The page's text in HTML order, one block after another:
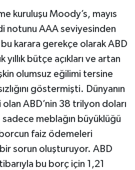
kuruluşu Moody’s, mayıs
notunu AAA seviyesinden
karara gerekçe olarak ABD
bütçe açıkları ve artan
olumsuz eğilimi tersine
göstermişti. Dünyanın
ABD’nin 38 trilyon doları
meblağın büyüklüğü
faiz ödemeleri
bir sorun oluşturuyor. ABD
bu borç için 1,21